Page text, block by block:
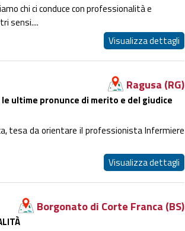
chi ci conduce con professionalità e
sensi....
Visualizza dettagli
Ragusa (RG)
ultime pronunce di merito e del giudice
tesa da orientare il professionista Infermiere
Visualizza dettagli
Borgonato di Corte Franca (BS)